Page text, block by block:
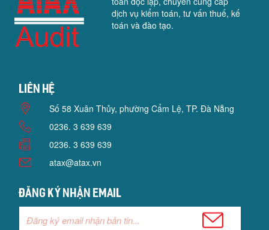
dịch vụ kiểm toán, tư vấn thuế, kế
toán và đào tạo.
Liên hệ
Số 58 Xuân Thủy, phường Cẩm Lệ, TP. Đà Nẵng
0236. 3 639 639
0236. 3 639 639
atax@atax.vn
Đăng ký nhận email